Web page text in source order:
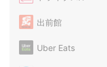
出前館
Uber Eats